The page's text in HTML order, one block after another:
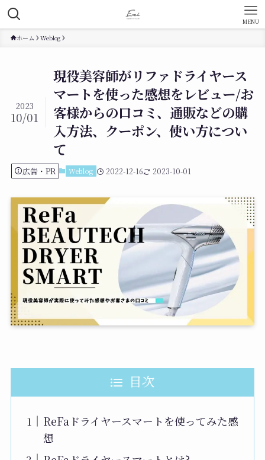
MENU
ホーム Weblog
現役美容師がリファドライヤース
マートを使った感想をレビュー/お
客様からの口コミ、通販などの購
入方法、クーポン、使い方につい
て
2023
10/01
広告・PR Weblog 2022-12-16 2023-10-01
目次
ReFaドライヤースマートを使ってみた感
想